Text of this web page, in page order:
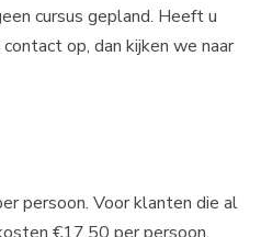
cursus gepland. Heeft u
op, dan kijken we naar
persoon. Voor klanten die al